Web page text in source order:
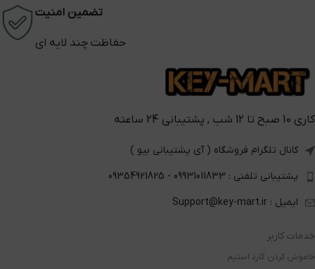
تضمین امنیت
حفاظت چند لایه ای
کاری 10 صبح تا 12 شب , پشتیبانی 24 ساعته
کانال تلگرام فروشگاه ( آی پشتیبانی بیو )
پشتیبانی تلفنی : 09931011833 - 09354921825
ایمیل : Support@key-mart.ir
خدمات کاربر
خاموش کردن گارد استیم